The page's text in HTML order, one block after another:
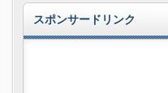
スポンサードリンク